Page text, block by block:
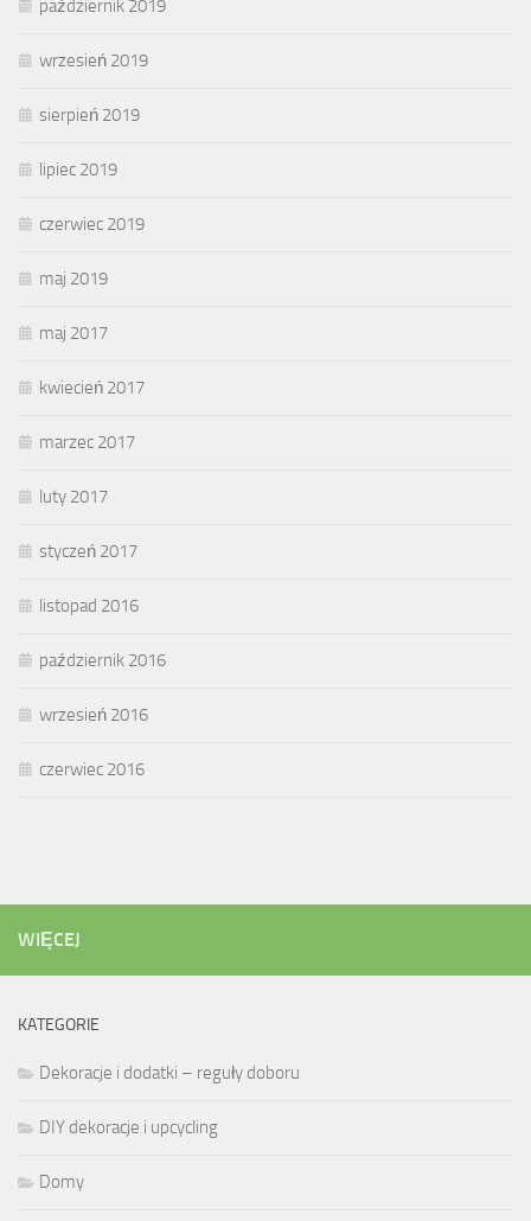
październik 2019
wrzesień 2019
sierpień 2019
lipiec 2019
czerwiec 2019
maj 2019
maj 2017
kwiecień 2017
marzec 2017
luty 2017
styczeń 2017
listopad 2016
październik 2016
wrzesień 2016
czerwiec 2016
WIĘCEJ
KATEGORIE
Dekoracje i dodatki – reguły doboru
DIY dekoracje i upcycling
Domy